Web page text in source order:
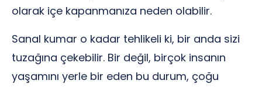
olarak içe kapanmanıza neden olabilir.
Sanal kumar o kadar tehlikeli ki, bir anda sizi
tuzağına çekebilir. Bir değil, birçok insanın
yaşamını yerle bir eden bu durum, çoğu